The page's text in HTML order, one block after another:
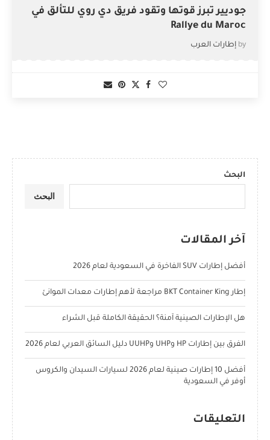
جوديير تبرز قوتها وتقود فريق دي روي للتألق في
Rallye du Maroc
by إطارات العرب
البحث
البحث
آخر المقالات
أفضل إطارات SUV الفاخرة في السعودية لعام 2026
إطار BKT Container King مراجعة لأهم إطارات معدات الموانئ
هل الإطارات الصينية آمنة؟ الحقيقة الكاملة قبل الشراء
الفرق بين إطارات HP وUHP وUUHP دليل السائق العربي لعام 2026
أفضل 10 إطارات صينية لعام 2026 لسيارات السيدان والكروس
أوفر في السعودية
التعليقات